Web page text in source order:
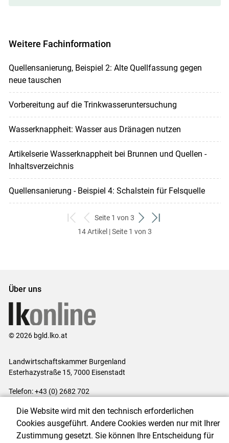
Weitere Fachinformation
Quellensanierung, Beispiel 2: Alte Quellfassung gegen
neue tauschen
Vorbereitung auf die Trinkwasseruntersuchung
Wasserknappheit: Wasser aus Dränagen nutzen
Artikelserie Wasserknappheit bei Brunnen und Quellen -
Inhaltsverzeichnis
Quellensanierung - Beispiel 4: Schalstein für Felsquelle
zum
ersten
zurück
zum
Seite 1 von 3
weiter
zum
zum
14 Artikel | Seite 1 von 3
Über uns
© 2026 bgld.lko.at
Landwirtschaftskammer Burgenland
Esterhazystraße 15, 7000 Eisenstadt
Telefon: +43 (0) 2682 702
Impressum|Kontakt|Datenschutzerklärung|Barrierefreiheit|
Cookie-Einstellungen
Die Website wird mit den technisch erforderlichen
Cookies ausgeführt. Andere Cookies werden nur mit Ihrer
Zustimmung gesetzt. Sie können Ihre Entscheidung für